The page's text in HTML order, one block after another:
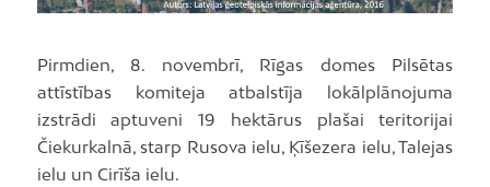
Pirmdien, 8. novembrī, Rīgas domes Pilsētas
attīstības komiteja atbalstīja lokālplānojuma
izstrādi aptuveni 19 hektārus plašai teritorijai
Čiekurkalnā, starp Rusova ielu, Ķīšezera ielu, Talejas
ielu un Cirīša ielu.